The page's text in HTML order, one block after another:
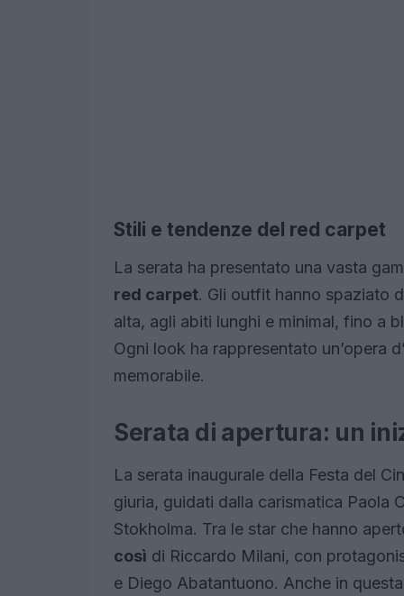
Stili e tendenze del red carpet
La serata ha presentato una vasta
red carpet. Gli outfit hanno spaziato
alta, agli abiti lunghi e minimal, fino a
Ogni look ha rappresentato un’opera
memorabile.
Serata di apertura: un
La serata inaugurale della Festa del
giuria, guidati dalla carismatica Paola
Stokholma. Tra le star che hanno
così di Riccardo Milani, con
e Diego Abatantuono. Anche in